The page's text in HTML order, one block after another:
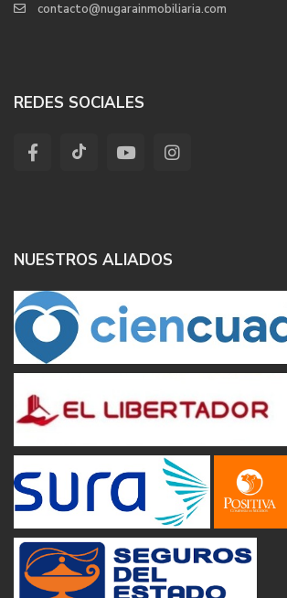
contacto@nugarainmobiliaria.com
REDES SOCIALES
NUESTROS ALIADOS